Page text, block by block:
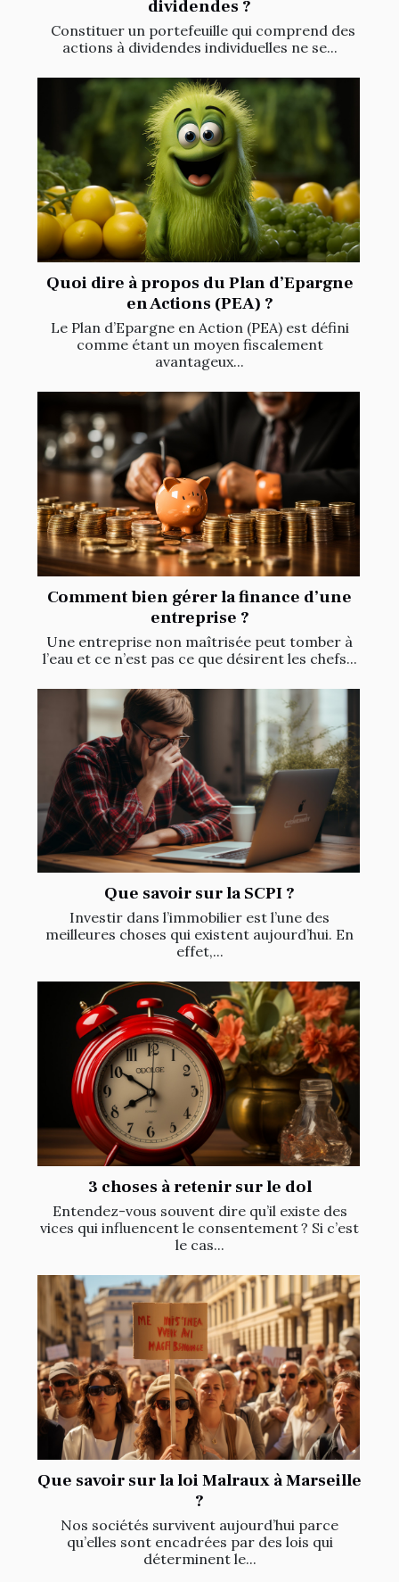
dividendes ?
Constituer un portefeuille qui comprend des
actions à dividendes individuelles ne se...
Quoi dire à propos du Plan d’Epargne
en Actions (PEA) ?
Le Plan d’Epargne en Action (PEA) est défini
comme étant un moyen fiscalement
avantageux...
Comment bien gérer la finance d’une
entreprise ?
Une entreprise non maîtrisée peut tomber à
l’eau et ce n’est pas ce que désirent les chefs...
Que savoir sur la SCPI ?
Investir dans l’immobilier est l’une des
meilleures choses qui existent aujourd’hui. En
effet,...
3 choses à retenir sur le dol
Entendez-vous souvent dire qu’il existe des
vices qui influencent le consentement ? Si c’est
le cas...
Que savoir sur la loi Malraux à Marseille
?
Nos sociétés survivent aujourd’hui parce
qu’elles sont encadrées par des lois qui
déterminent le...